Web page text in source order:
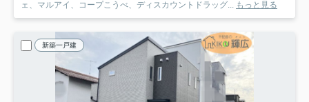
ェ、マルアイ、コープこうべ、ディスカウントドラッグ... もっと見る
新築一戸建